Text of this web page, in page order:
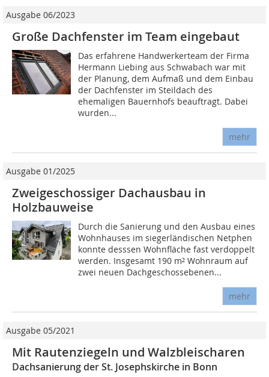
Ausgabe 06/2023
Große Dachfenster im Team eingebaut
Das erfahrene Handwerkerteam der Firma
Hermann Liebing aus Schwabach war mit
der Planung, dem Aufmaß und dem Einbau
der Dachfenster im Steildach des
ehemaligen Bauernhofs beauftragt. Dabei
wurden...
mehr
Ausgabe 01/2025
Zweigeschossiger Dachausbau in
Holzbauweise
Durch die Sanierung und den Ausbau eines
Wohnhauses im siegerländischen Netphen
konnte desssen Wohnfläche fast verdoppelt
werden. Insgesamt 190 m² Wohnraum auf
zwei neuen Dachgeschossebenen...
mehr
Ausgabe 05/2021
Mit Rautenziegeln und Walzbleischaren
Dachsanierung der St. Josephskirche in Bonn